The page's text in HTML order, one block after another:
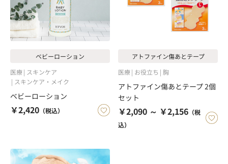
ベビーローション
医療 スキンケア
スキンケア・メイク
ベビーローション
￥2,420 （税込）
アトファイン傷あとテープ
医療 お役立ち 胸
アトファイン傷あとテープ 2個
セット
￥2,090 ～ ￥2,156 （税
込）